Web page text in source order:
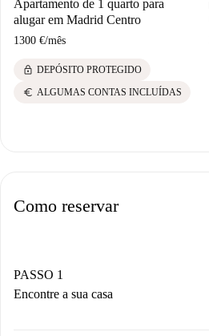
Apartamento de 1 quarto para
alugar em Madrid Centro
1300 €/mês
lock DEPÓSITO PROTEGIDO
euro ALGUMAS CONTAS INCLUÍDAS
Como reservar
PASSO 1
Encontre a sua casa